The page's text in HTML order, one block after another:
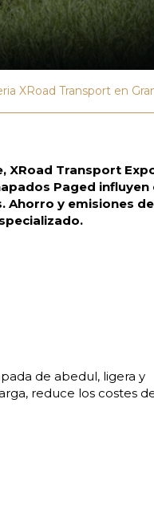
XRoad Transport en
XRoad Transport
Paged influyen
Ahorro y emisiones de
de abedul, ligera y
reduce los costes